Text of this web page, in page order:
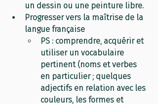
un dessin ou une peinture libre.
Progresser vers la maîtrise de la
langue française
PS : comprendre, acquérir et
utiliser un vocabulaire
pertinent (noms et verbes
en particulier ; quelques
adjectifs en relation avec les
couleurs, les formes et